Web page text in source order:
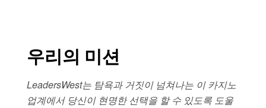
우리의 미션
LeadersWest는 탐욕과 거짓이 넘쳐나는 이 카지노
업계에서 당신이 현명한 선택을 할 수 있도록 도울